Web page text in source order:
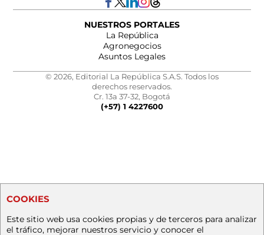
NUESTROS PORTALES
La República
Agronegocios
Asuntos Legales
© 2026, Editorial La República S.A.S. Todos los
derechos reservados.
Cr. 13a 37-32, Bogotá
(+57) 1 4227600
COOKIES
Este sitio web usa cookies propias y de terceros para analizar
el tráfico, mejorar nuestros servicio y conocer el